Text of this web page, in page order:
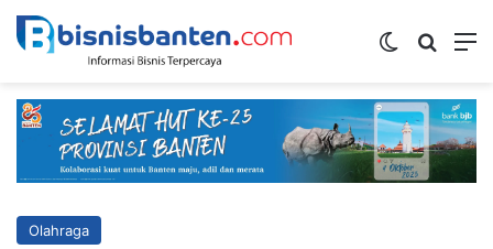
Switch skin
Olahraga